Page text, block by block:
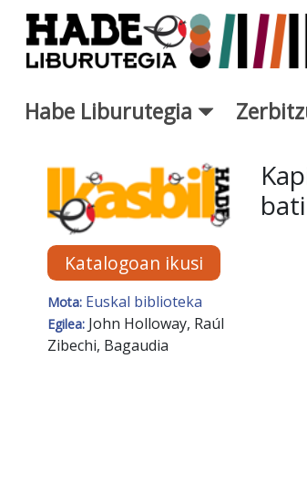
Eduki nagusira joan
Habe Liburutegia
Eskuratu berriak
Katalogoan ikusi
Mota: Euskal biblioteka
Egilea: John Holloway, Raúl
Zibechi, Bagaudia